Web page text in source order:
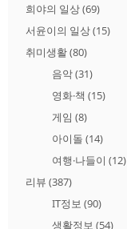
희야의 일상(69)
서윤이의 일상(15)
취미생활(80)
음악(31)
영화·책 (15)
게임 (8)
아이돌 (14)
여행·나들이 (12)
리뷰 (387)
IT정보 (90)
생활정보 (54)